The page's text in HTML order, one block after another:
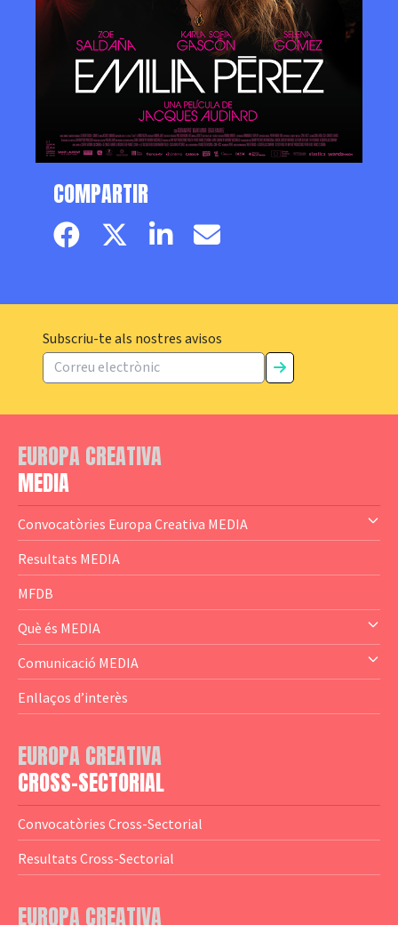
COMPARTIR
Facebook pageTwitter page
LinkedinEmail
Subscriu-te als nostres avisos
EUROPA CREATIVA
MEDIA
Convocatòries Europa Creativa MEDIA
— Content Cluster
— Business Cluster
— Audience Cluster
— Altres
Resultats MEDIA
MFDB
Què és MEDIA
— El subprograma MEDIA
— Agència Executiva
— Logotips
Comunicació MEDIA
— Estrenes a Catalunya
— Notícies
— Guies MEDIA
— Altres Guies
— Presentacions
Enllaços d’interès
EUROPA CREATIVA
CROSS-SECTORIAL
Convocatòries Cross-Sectorial
Resultats Cross-Sectorial
EUROPA CREATIVA